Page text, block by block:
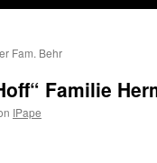
Fam. Behr
Familie
IPape